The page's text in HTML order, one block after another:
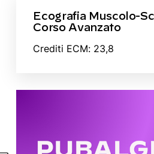
Ecografia Muscolo-
Corso Avanzato
Crediti ECM: 23,8